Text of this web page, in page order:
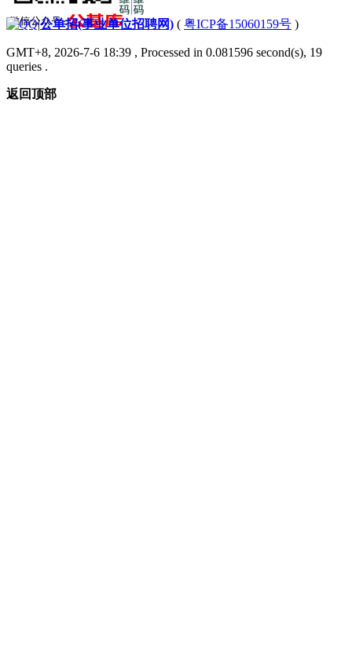
|公单招(事业单位招聘网) ( 粤ICP备15060159号 )
GMT+8, 2026-7-6 18:39 , Processed in 0.081596 second(s), 19
queries .
返回顶部